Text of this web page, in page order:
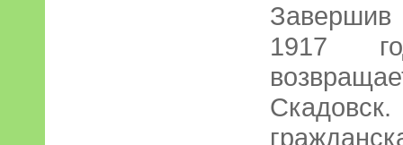
1917
Скадовск.